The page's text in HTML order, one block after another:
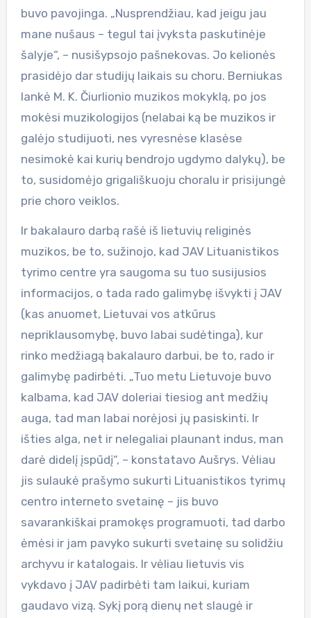
buvo pavojinga. „Nusprendžiau, kad jeigu jau
mane nušaus – tegul tai įvyksta paskutinėje
šalyje“, – nusišypsojo pašnekovas. Jo kelionės
prasidėjo dar studijų laikais su choru. Berniukas
lankė M. K. Čiurlionio muzikos mokyklą, po jos
mokėsi muzikologijos (nelabai ką be muzikos ir
galėjo studijuoti, nes vyresnėse klasėse
nesimokė kai kurių bendrojo ugdymo dalykų), be
to, susidomėjo grigališkuoju choralu ir prisijungė
prie choro veiklos.
Ir bakalauro darbą rašė iš lietuvių religinės
muzikos, be to, sužinojo, kad JAV Lituanistikos
tyrimo centre yra saugoma su tuo susijusios
informacijos, o tada rado galimybę išvykti į JAV
(kas anuomet, Lietuvai vos atkūrus
nepriklausomybę, buvo labai sudėtinga), kur
rinko medžiagą bakalauro darbui, be to, rado ir
galimybę padirbėti. „Tuo metu Lietuvoje buvo
kalbama, kad JAV doleriai tiesiog ant medžių
auga, tad man labai norėjosi jų pasiskinti. Ir
išties alga, net ir nelegaliai plaunant indus, man
darė didelį įspūdį“, – konstatavo Aušrys. Vėliau
jis sulaukė prašymo sukurti Lituanistikos tyrimų
centro interneto svetainę – jis buvo
savarankiškai pramokęs programuoti, tad darbo
ėmėsi ir jam pavyko sukurti svetainę su solidžiu
archyvu ir katalogais. Ir vėliau lietuvis vis
vykdavo į JAV padirbėti tam laikui, kuriam
gaudavo vizą. Sykį porą dienų net slaugė ir